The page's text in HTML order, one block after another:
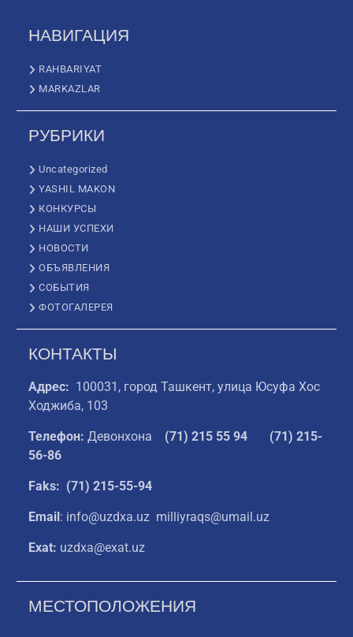
НАВИГАЦИЯ
RAHBARIYAT
MARKAZLAR
РУБРИКИ
Uncategorized
YASHIL MAKON
КОНКУРСЫ
НАШИ УСПЕХИ
НОВОСТИ
ОБЪЯВЛЕНИЯ
СОБЫТИЯ
ФОТОГАЛЕРЕЯ
КОНТАКТЫ
Адрес: 100031, город Ташкент, улица Юсуфа Хос
Ходжиба, 103
Телефон: Девонхона (71) 215 55 94
(71) 215-
56-86
Faks: (71) 215-55-94
Email: info@uzdxa.uz milliyraqs@umail.uz
Exat: uzdxa@exat.uz
МЕСТОПОЛОЖЕНИЯ